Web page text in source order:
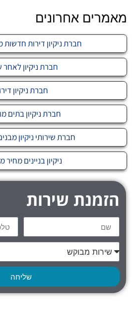
מאמרים אחרונים
חברת ניקיון דירות חדשות
חברת ניקיון לאחר
חברת ניקיון
חברת ניקיון בתים
חברת שירותי ניקיון
ניקיון בניינים מחיר מ-
הזמנת שירות
שליחה